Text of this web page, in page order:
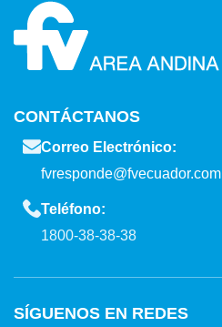
CONTÁCTANOS
Correo Electrónico:
fvresponde@fvecuador.com
Teléfono:
1800-38-38-38
SÍGUENOS EN REDES